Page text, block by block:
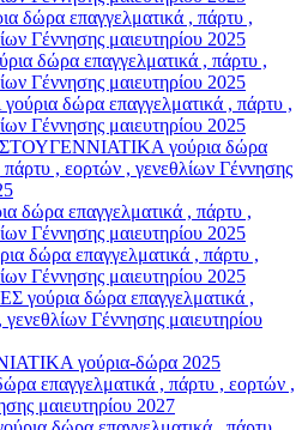
δώρα επαγγελματικά , πάρτυ ,
Γέννησης μαιευτηρίου 2025
δώρα επαγγελματικά , πάρτυ ,
Γέννησης μαιευτηρίου 2025
δώρα επαγγελματικά , πάρτυ ,
Γέννησης μαιευτηρίου 2025
γούρια δώρα
πάρτυ , εορτών , γενεθλίων Γέννησης
δώρα επαγγελματικά , πάρτυ ,
Γέννησης μαιευτηρίου 2025
δώρα επαγγελματικά , πάρτυ ,
Γέννησης μαιευτηρίου 2025
δώρα επαγγελματικά ,
Γέννησης μαιευτηρίου
γούρια-δώρα 2025
επαγγελματικά , πάρτυ , εορτών ,
μαιευτηρίου 2027